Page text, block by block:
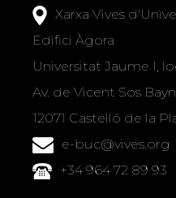
Xarxa Vives
Edifici Àgora
Universitat Jaume I,
Av. de Vicent Sos
12071 Castelló de la
e-buc@vives.org
+34 964 72 89 93